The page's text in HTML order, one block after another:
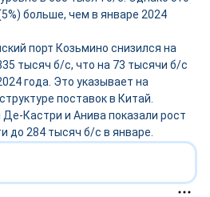
больше, чем в январе 2024
порт Козьмино снизился на
тысяч б/с, что на 73 тысячи б/с
года. Это указывает на
поставок в Китай.
Кастри и Анива показали рост
до 284 тысяч б/с в январе.